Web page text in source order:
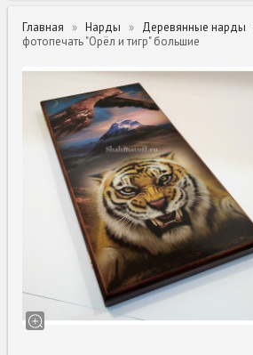
Главная Нарды Деревянные нарды
фотопечать "Орёл и тигр" большие